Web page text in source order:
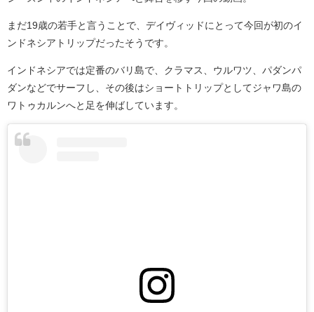
まだ19歳の若手と言うことで、デイヴィッドにとって今回が初のイ
ンドネシアトリップだったそうです。
インドネシアでは定番のバリ島で、クラマス、ウルワツ、パダンパ
ダンなどでサーフし、その後はショートトリップとしてジャワ島の
ワトゥカルンへと足を伸ばしています。